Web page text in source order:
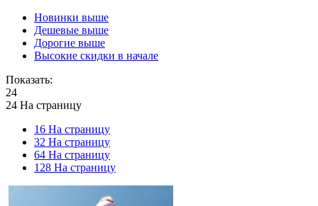
Новинки выше
Дешевые выше
Дорогие выше
Высокие скидки в начале
Показать:
24
24 На страницу
16 На страницу
32 На страницу
64 На страницу
128 На страницу